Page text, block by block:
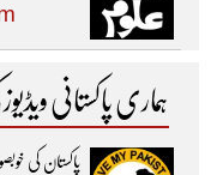
ہماری پاکستانی
پاکستان کی